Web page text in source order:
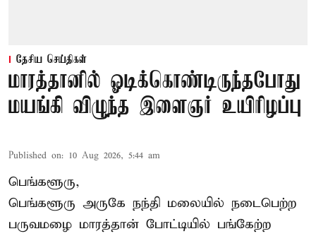
தேசிய செய்திகள்
மாரத்தானில் ஓடிக்கொண்டிருந்தபோது
மயங்கி விழுந்த இளைஞர் உயிரிழப்பு
Published on: 10 Aug 2026, 5:44 am
பெங்களூரு,
பெங்களூரு அருகே நந்தி மலையில் நடைபெற்ற
பருவமழை மாரத்தான் போட்டியில் பங்கேற்ற